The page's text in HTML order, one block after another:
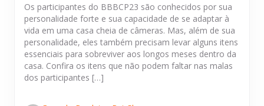
Os participantes do BBBCP23 são conhecidos por sua
personalidade forte e sua capacidade de se adaptar à
vida em uma casa cheia de câmeras. Mas, além de sua
personalidade, eles também precisam levar alguns itens
essenciais para sobreviver aos longos meses dentro da
casa. Confira os itens que não podem faltar nas malas
dos participantes […]